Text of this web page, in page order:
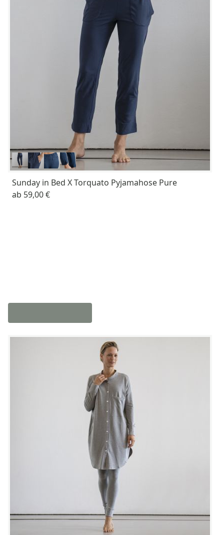
Sunday in Bed X Torquato Pyjamahose Pure
ab 59,00 €